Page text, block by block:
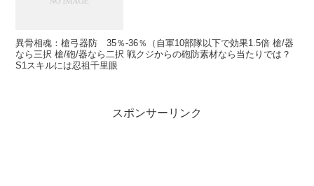
異骨相魂：槍弓器防 35％-36％（自軍10部隊以下で効果1.5倍 槍/器
なら三択 槍/砲/器なら二択 戦クジからの砲防素材なら当たりでは？
S1スキルには忍祖千里眼
スポンサーリンク